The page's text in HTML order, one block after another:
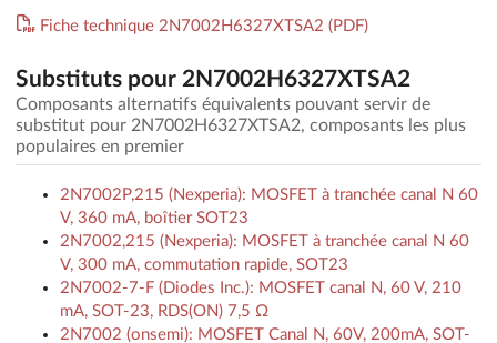
Fiche technique 2N7002H6327XTSA2 (PDF)
Substituts pour 2N7002H6327XTSA2
Composants alternatifs équivalents pouvant servir de
substitut pour 2N7002H6327XTSA2, composants les plus
populaires en premier
2N7002P,215 (Nexperia): MOSFET à tranchée canal N 60
V, 360 mA, boîtier SOT23
2N7002,215 (Nexperia): MOSFET à tranchée canal N 60
V, 300 mA, commutation rapide, SOT23
2N7002-7-F (Diodes Inc.): MOSFET canal N, 60 V, 210
mA, SOT-23, RDS(ON) 7,5 Ω
2N7002 (onsemi): MOSFET Canal N, 60V, 200mA, SOT-